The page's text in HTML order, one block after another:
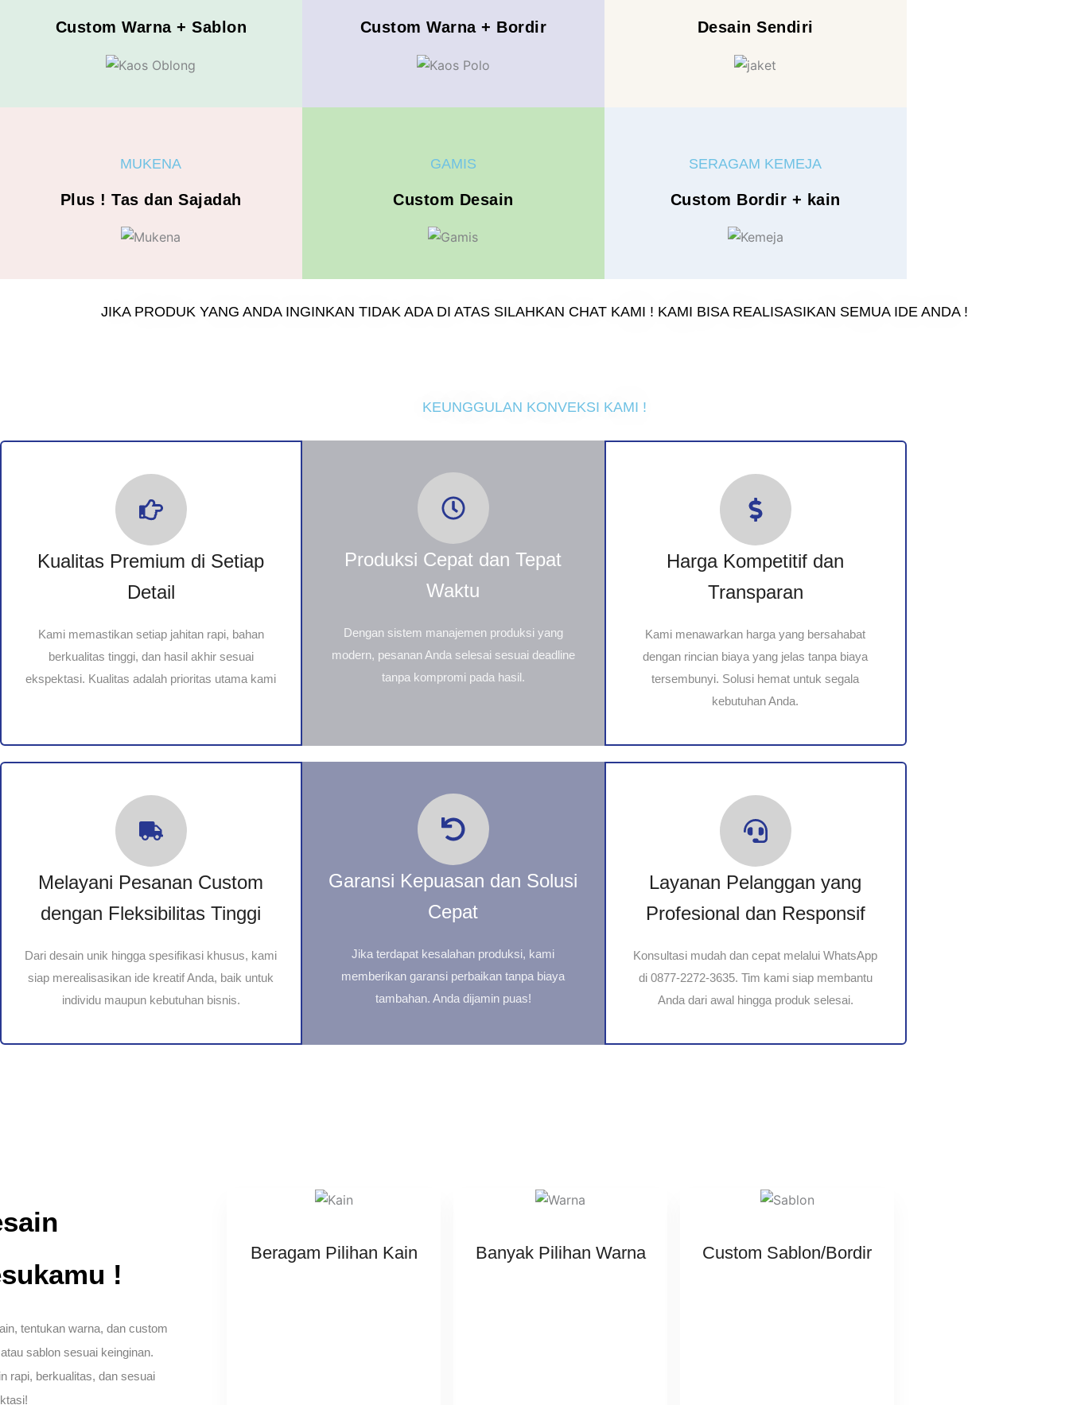
Custom Warna + Sablon Custom Warna + Bordir Desain Sendiri
MUKENA
Plus ! Tas dan Sajadah
GAMIS
Custom Desain
SERAGAM KEMEJA
Custom Bordir + kain
JIKA PRODUK YANG ANDA INGINKAN TIDAK ADA DI ATAS SILAHKAN CHAT KAMI ! KAMI BISA REALISASIKAN SEMUA IDE ANDA !
KEUNGGULAN KONVEKSI KAMI !
Kualitas Premium di Setiap
Detail
Kami memastikan setiap jahitan rapi, bahan
berkualitas tinggi, dan hasil akhir sesuai
ekspektasi. Kualitas adalah prioritas utama kami
Produksi Cepat dan Tepat
Waktu
Dengan sistem manajemen produksi yang
modern, pesanan Anda selesai sesuai deadline
tanpa kompromi pada hasil.
Harga Kompetitif dan
Transparan
Kami menawarkan harga yang bersahabat
dengan rincian biaya yang jelas tanpa biaya
tersembunyi. Solusi hemat untuk segala
kebutuhan Anda.
Melayani Pesanan Custom
dengan Fleksibilitas Tinggi
Dari desain unik hingga spesifikasi khusus, kami
siap merealisasikan ide kreatif Anda, baik untuk
individu maupun kebutuhan bisnis.
Garansi Kepuasan dan Solusi
Cepat
Jika terdapat kesalahan produksi, kami
memberikan garansi perbaikan tanpa biaya
tambahan. Anda dijamin puas!
Layanan Pelanggan yang
Profesional dan Responsif
Konsultasi mudah dan cepat melalui WhatsApp
di 0877-2272-3635. Tim kami siap membantu
Anda dari awal hingga produk selesai.
!
tentukan warna, dan custom
sablon sesuai keinginan.
rapi, berkualitas, dan sesuai
Beragam Pilihan Kain Banyak Pilihan Warna Custom Sablon/Bordir